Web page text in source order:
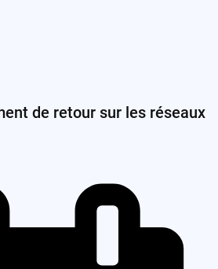
de retour sur les réseaux